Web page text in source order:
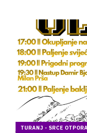
TURANJ - SRCE